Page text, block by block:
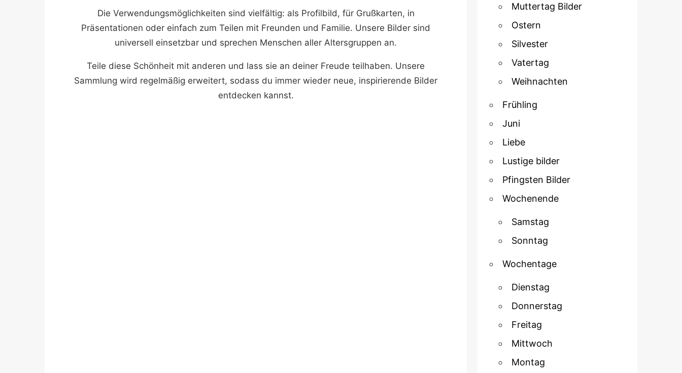
Die Verwendungsmöglichkeiten sind vielfältig: als Profilbild, für Grußkarten, in
Präsentationen oder einfach zum Teilen mit Freunden und Familie. Unsere Bilder sind
universell einsetzbar und sprechen Menschen aller Altersgruppen an.
Teile diese Schönheit mit anderen und lass sie an deiner Freude teilhaben. Unsere
Sammlung wird regelmäßig erweitert, sodass du immer wieder neue, inspirierende Bilder
entdecken kannst.
Muttertag Bilder
Ostern
Silvester
Vatertag
Weihnachten
Frühling
Juni
Liebe
Lustige bilder
Pfingsten Bilder
Wochenende
Samstag
Sonntag
Wochentage
Dienstag
Donnerstag
Freitag
Mittwoch
Montag